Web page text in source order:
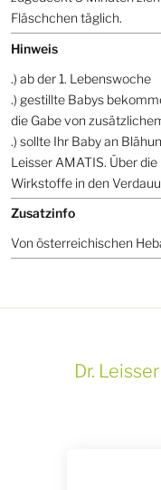
Fläschchen täglich.
Hinweis
.) ab der 1. Lebenswoche
.) gestillte Babys
die Gabe von
.) sollte Ihr Baby an
Leisser AMATIS. Über
Wirkstoffe in den
Zusatzinfo
Von österreichischen
Dr.